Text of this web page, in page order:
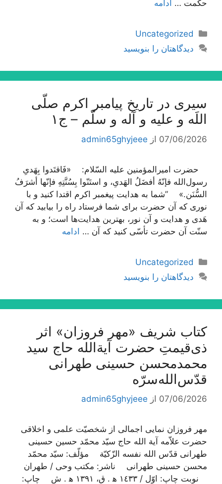
حكمت … ادامه
دسته‌ها
Uncategorized
دیدگاهتان را بنویسید
سیری در تاریخ پیامبر اکرم صلّی
اللَه و علیه و آله و سلّم – ج۱
07/06/2026 از admin65ghyjeee
حضرت امیرالمؤمنین علیه السّلام: «فَاقتَدوا بِهَدیِ
رسول‌الله فإنّهُ أفضَلُ الهَدیِ، و استَنّوا بِسُنَّتِهِ فإنّها أشرَفُ
السُّنَن.» ”شما به هدایت پیغمبر اکرم اقتدا کنید و با
نوری که آن حضرت برای شما فرستاد راه را بیابید که آن
هَدی و هدایت و آن نور، بهترین هدایت‌ها است؛ و به
سنّت آن حضرت تأسّی کنید که آن … ادامه
دسته‌ها
Uncategorized
دیدگاهتان را بنویسید
کتاب شریف «مهر فروزان» اثر
ذی‌قیمتِ حضرت آیة‌الله حاج سید
محمدمحسن حسینی طهرانی
قدّس‌الله‌سرّه
07/06/2026 از admin65ghyjeee
مهر فروزان نمایی اجمالی از شخصیّت علمی و اخلاقی
حضرت علاّمه آیة الله حاج سیّد محمّد حسین حسینی
طهرانی قدّس الله نفسه الزّکیّة مؤلّف: سیّد محمّد
محسن حسینی طهرانی ناشر: مکتب وحی / طهران
نوبت چاپ: اوّل / ١٤٣٣ ه‍ . ق، ١٣٩١ ه‍ . ش چاپ: